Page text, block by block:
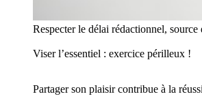
Respecter le délai rédactionnel, source
Viser l’essentiel : exercice périlleux !
Partager son plaisir contribue à la